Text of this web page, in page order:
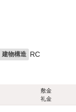
建物構造 RC
敷金
礼金